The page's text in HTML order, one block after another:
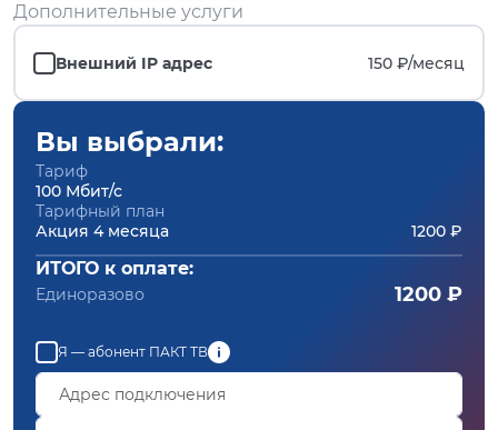
Дополнительные услуги
Внешний IP адрес 150 ₽/месяц
Вы выбрали:
Тариф
100 Мбит/с
Тарифный план
Акция 4 месяца
1200 ₽
ИТОГО к оплате:
Единоразово 1200 ₽
Я — абонент ПАКТ ТВ